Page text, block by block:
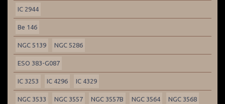
IC 2944
Be 146
NGC 5139 NGC 5286
ESO 383-G087
IC 3253 IC 4296 IC 4329
NGC 3533 NGC 3557 NGC 3557B NGC 3564 NGC 3568